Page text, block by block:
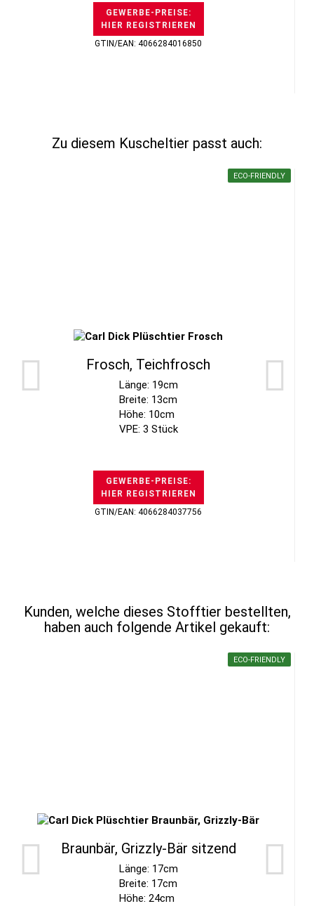
GEWERBE-PREISE:
HIER REGISTRIEREN
GTIN/EAN: 4066284016850
Zu diesem Kuscheltier passt auch:
ECO-FRIENDLY
Frosch, Teichfrosch
Länge: 19cm
Breite: 13cm
Höhe: 10cm
VPE: 3 Stück
GEWERBE-PREISE:
HIER REGISTRIEREN
GTIN/EAN: 4066284037756
Kunden, welche dieses Stofftier bestellten,
haben auch folgende Artikel gekauft:
ECO-FRIENDLY
Braunbär, Grizzly-Bär sitzend
Länge: 17cm
Breite: 17cm
Höhe: 24cm